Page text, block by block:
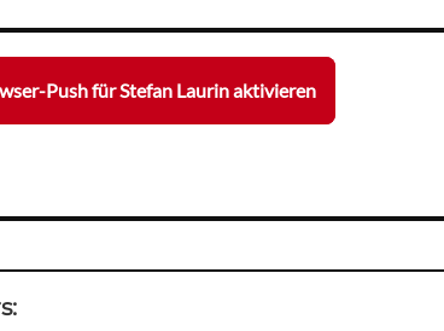
Push für Stefan Laurin aktivieren